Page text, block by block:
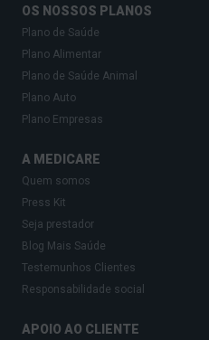
OS NOSSOS PLANOS
Plano de Saúde
Plano Alimentar
Plano de Saúde Animal
Plano Auto
Plano Empresas
A MEDICARE
Quem somos
Press Kit
Seja prestador
Blog Mais Saúde
Testemunhos Clientes
Responsabilidade social
APOIO AO CLIENTE